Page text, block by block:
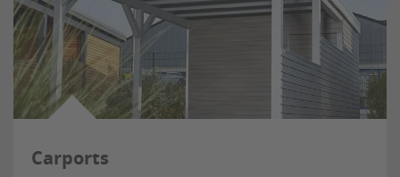
Carports